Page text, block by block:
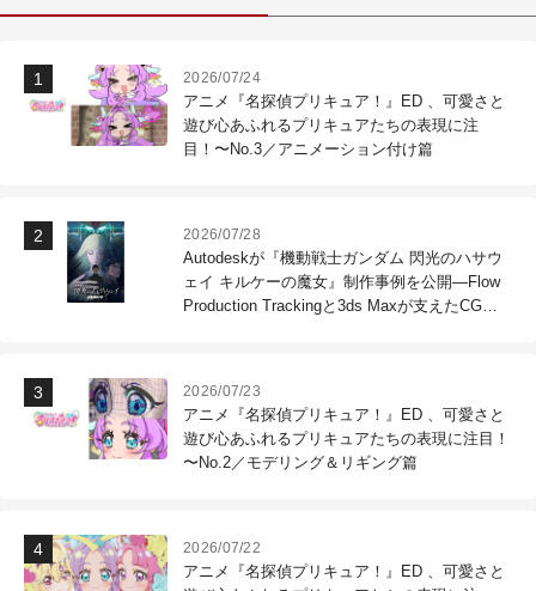
2026/07/24
アニメ『名探偵プリキュア！』ED 、可愛さと
遊び心あふれるプリキュアたちの表現に注
目！〜No.3／アニメーション付け篇
2026/07/28
Autodeskが『機動戦士ガンダム 閃光のハサウ
ェイ キルケーの魔女』制作事例を公開―Flow
Production Trackingと3ds Maxが支えたCG制
2026/07/23
アニメ『名探偵プリキュア！』ED 、可愛さと
遊び心あふれるプリキュアたちの表現に注目！
〜No.2／モデリング＆リギング篇
2026/07/22
アニメ『名探偵プリキュア！』ED 、可愛さと